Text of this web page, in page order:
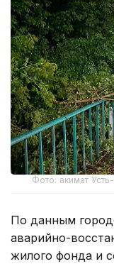
Фото: акимат
По данным
аварийно-
жилого фонда и